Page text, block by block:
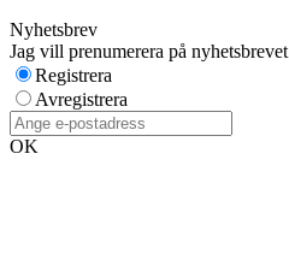
Nyhetsbrev
Jag vill prenumerera på nyhetsbrevet
Registrera
Avregistrera
OK